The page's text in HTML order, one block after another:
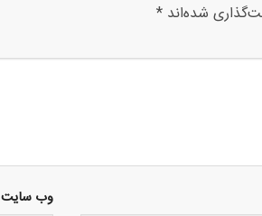
شده‌اند *
وب‌ سایت